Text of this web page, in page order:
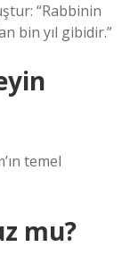
“Rabbinin
bin yıl gibidir.”
temel
mu?